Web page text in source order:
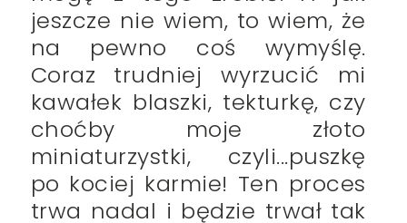
jeszcze nie wiem, to wiem, że
na pewno coś wymyślę.
Coraz trudniej wyrzucić mi
kawałek blaszki, tekturkę, czy
choćby moje złoto
miniaturzystki, czyli...puszkę
po kociej karmie! Ten proces
trwa nadal i będzie trwał tak